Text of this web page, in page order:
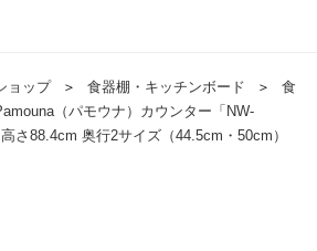
ョップ ＞ 食器棚・キッチンボード ＞
食
（パモウナ）カウンター「NW-
さ88.4cm 奥行2サイズ（44.5cm・50cm）